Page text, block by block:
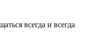
всегда и всегда